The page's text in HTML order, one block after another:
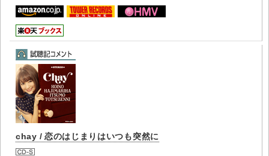
chay / 恋のはじまりはいつも突然に